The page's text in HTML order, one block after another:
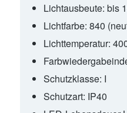
Lichtausbeute: bis
Lichtfarbe: 840
Lichttemperatur:
Schutzklasse: I
Schutzart: IP40